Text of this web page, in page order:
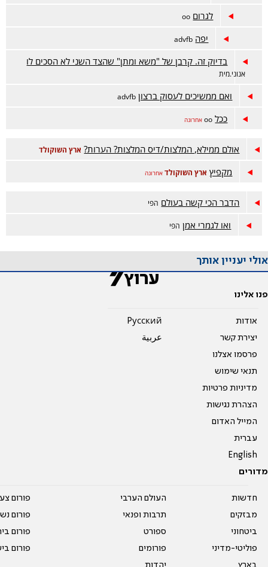
לגרום oo
יפה advfb
בדיוק זה. קרבן של "משא ומתן" שהצד השני לא הסכים לו
אנוני.מית
ואם ממשיכים לעסוק ברצון advfb
ככל oo אחרונה
אולם ממילא, המלצות/דיס המלצות? הערות? ארץ השוקולד
מקפיץ ארץ השוקולד אחרונה
הדבר הכי קשה בעולם הפי
ואו לגמרי אמן הפי
אולי יעניין אותך
פנו אלינו
אודות
יצירת קשר
פרסמו אצלנו
תנאי שימוש
מדיניות פרטיות
הצהרת נגישות
המייל האדום
עברית
English
Pусский
عربية
מדורים
חדשות
מבזקים
ביטחוני
פוליטי-מדיני
העולם הערבי
תרבות ופנאי
ספורט
פורומים
פורום
פורום
פורום
פורום